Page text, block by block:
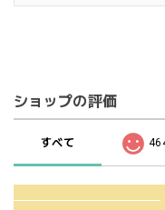
ショップの評価
すべて